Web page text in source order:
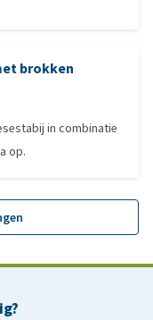
brokken
in combinatie
op.